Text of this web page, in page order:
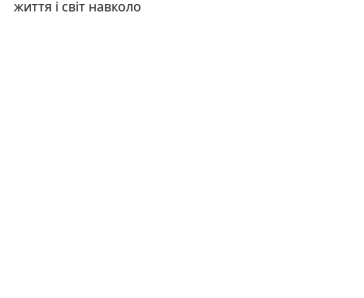
життя і світ навколо